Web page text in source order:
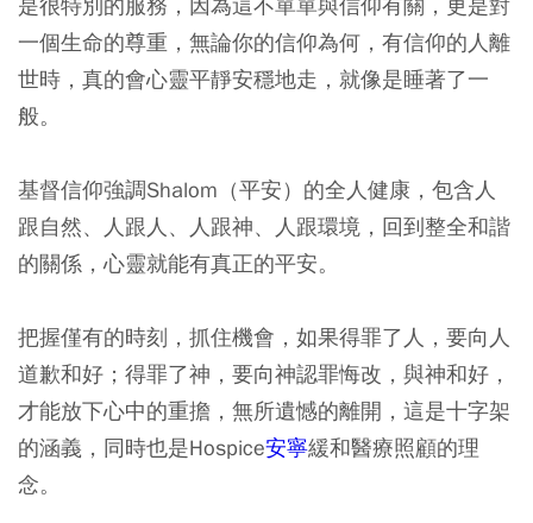
是很特別的服務，因為這不單單與信仰有關，更是對
一個生命的尊重，無論你的信仰為何，有信仰的人離
世時，真的會心靈平靜安穩地走，就像是睡著了一
般。
基督信仰強調Shalom（平安）的全人健康，包含人
跟自然、人跟人、人跟神、人跟環境，回到整全和諧
的關係，心靈就能有真正的平安。
把握僅有的時刻，抓住機會，如果得罪了人，要向人
道歉和好；得罪了神，要向神認罪悔改，與神和好，
才能放下心中的重擔，無所遺憾的離開，這是十字架
的涵義，同時也是Hospice安寧緩和醫療照顧的理
念。